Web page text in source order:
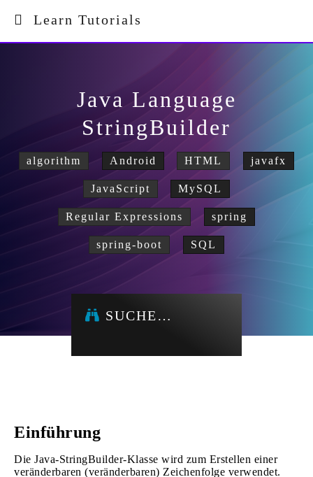
Learn Tutorials
Java Language
StringBuilder
algorithm Android HTML javafx
JavaScript MySQL
Regular Expressions spring
spring-boot SQL
SUCHE…
Einführung
Die Java-StringBuilder-Klasse wird zum Erstellen einer
veränderbaren (veränderbaren) Zeichenfolge verwendet.